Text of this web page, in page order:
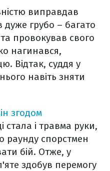
виправдав
дуже грубо – багато
провокував свого
нагинався,
Відтак, суддя у
навіть зняти
згодом
стала і травма руки,
раунду спорстмен
бій. Отже, у
здобув перемогу